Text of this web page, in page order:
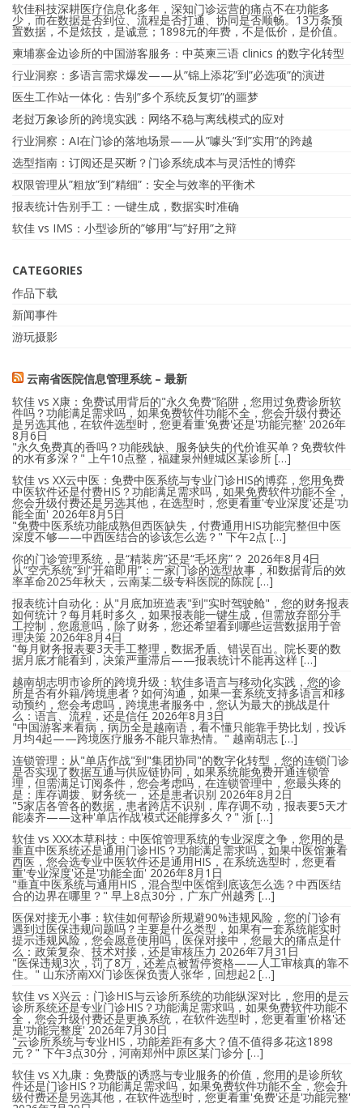
软佳科技深耕医疗信息化多年，深知门诊运营的痛点不在功能多
少，而在数据是否到位、流程是否打通、协同是否顺畅。13万条预
置数据，不是炫技，是诚意；1898元的年费，不是低价，是价值。
柬埔寨金边诊所的中国游客服务：中英柬三语 clinics 的数字化转型
行业洞察：多语言需求爆发——从”锦上添花”到”必选项”的演进
医生工作站一体化：告别”多个系统反复切”的噩梦
老挝万象诊所的跨境实践：网络不稳与离线模式的应对
行业洞察：AI在门诊的落地场景——从”噱头”到”实用”的跨越
选型指南：订阅还是买断？门诊系统成本与灵活性的博弈
权限管理从”粗放”到”精细”：安全与效率的平衡术
报表统计告别手工：一键生成，数据实时准确
软佳 vs IMS：小型诊所的”够用”与”好用”之辩
CATEGORIES
作品下载
新闻事件
游玩摄影
云南省医院信息管理系统 – 最新
软佳 vs X康：免费试用背后的"永久免费"陷阱，您用过免费诊所软
件吗？功能满足需求吗，如果免费软件功能不全，您会升级付费还
是另选其他，在软件选型时，您更看重'免费'还是'功能完整' 2026年
8月6日
"永久免费真的香吗？功能残缺、服务缺失的代价谁买单？免费软件
的水有多深？" 上午10点整，福建泉州鲤城区某诊所 […]
软佳 vs XX云中医：免费中医系统与专业门诊HIS的博弈，您用免费
中医软件还是付费HIS？功能满足需求吗，如果免费软件功能不全，
您会升级付费还是另选其他，在选型时，您更看重'专业深度'还是'功
能全面' 2026年8月5日
"免费中医系统功能成熟但西医缺失，付费通用HIS功能完整但中医
深度不够——中西医结合的诊该怎么选？" 下午2点 […]
你的门诊管理系统，是“精装房”还是“毛坯房”？ 2026年8月4日
从“空壳系统”到“开箱即用”：一家门诊的选型故事，和数据背后的效
率革命2025年秋天，云南某二级专科医院的陈院 […]
报表统计自动化：从"月底加班造表"到"实时驾驶舱"，您的财务报表
如何统计？每月耗时多久，如果报表能一键生成，但需放弃部分手
工控制，您愿意吗，除了财务，您还希望看到哪些运营数据用于管
理决策 2026年8月4日
"每月财务报表要3天手工整理，数据矛盾、错误百出。院长要的数
据月底才能看到，决策严重滞后——报表统计不能再这样 […]
越南胡志明市诊所的跨境升级：软佳多语言与移动化实践，您的诊
所是否有外籍/跨境患者？如何沟通，如果一套系统支持多语言和移
动预约，您会考虑吗，跨境患者服务中，您认为最大的挑战是什
么：语言、流程，还是信任 2026年8月3日
"中国游客来看病，病历全是越南语，看不懂只能靠手势比划，投诉
月均4起——跨境医疗服务不能只靠热情。" 越南胡志 […]
连锁管理：从"单店作战"到"集团协同"的数字化转型，您的连锁门诊
是否实现了数据互通与供应链协同，如果系统能免费开通连锁管
理，但需满足订阅条件，您会考虑吗，在连锁管理中，您最头疼的
是：库存调拨、财务统一，还是患者识别 2026年8月2日
"5家店各管各的数据，患者跨店不识别，库存调不动，报表要5天才
能凑齐——这种'单店作战'模式还能撑多久？" 浙 […]
软佳 vs XXX本草科技：中医馆管理系统的专业深度之争，您用的是
垂直中医系统还是通用门诊HIS？功能满足需求吗，如果中医馆兼看
西医，您会选专业中医软件还是通用HIS，在系统选型时，您更看
重'专业深度'还是'功能全面' 2026年8月1日
"垂直中医系统与通用HIS，混合型中医馆到底该怎么选？中西医结
合的边界在哪里？" 早上8点30分，广东广州越秀 […]
医保对接无小事：软佳如何帮诊所规避90%违规风险，您的门诊有
遇到过医保违规问题吗？主要是什么类型，如果有一套系统能实时
提示违规风险，您会愿意使用吗，医保对接中，您最大的痛点是什
么：政策复杂、技术对接，还是审核压力 2026年7月31日
"医保违规3次，罚了8万，还差点被暂停资格——人工审核真的靠不
住。" 山东济南XX门诊医保负责人张华，回想起2 […]
软佳 vs X兴云：门诊HIS与云诊所系统的功能纵深对比，您用的是云
诊所系统还是专业门诊HIS？功能满足需求吗，如果免费软件功能不
全，您会升级付费还是更换系统，在软件选型时，您更看重'价格'还
是'功能完整度' 2026年7月30日
"云诊所系统与专业HIS，功能差距有多大？值不值得多花这1898
元？" 下午3点30分，河南郑州中原区某门诊分 […]
软佳 vs X九康：免费版的诱惑与专业服务的价值，您用的是诊所软
件还是门诊HIS？功能满足需求吗，如果免费软件功能不全，您会升
级付费还是另选其他，在软件选型时，您更看重'免费'还是'功能完整'